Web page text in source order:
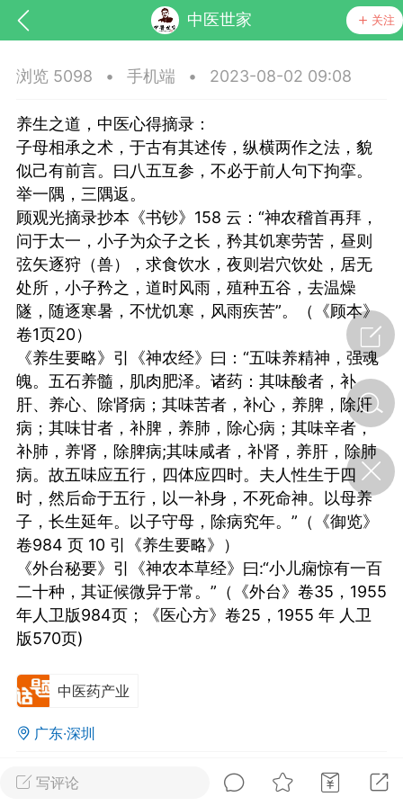
中医世家 关注
，华夏中医人：家门口的中医人！
节气气象
特急预警】关
节返乡期间“闪
急提示
0
问答
如何购买【理肺清瘟膏】
【养正护络膏】？
小海（HAi） 2
时精气
写评论
浏览 5098 • 手机端 • 2023-08-02 09:08
养生之道，中医心得摘录：
子母相承之术，于古有其述传，纵横两作之法，貌
似己有前言。曰八五互参，不必于前人句下拘挛。
举一隅，三隅返。
顾观光摘录抄本《书钞》158 云：“神农稽首再拜，
问于太一，小子为众子之长，矜其饥寒劳苦，昼则
弦矢逐狩（兽），求食饮水，夜则岩穴饮处，居无
处所，小子矜之，道时风雨，殖种五谷，去温燥
隧，随逐寒暑，不忧饥寒，风雨疾苦”。（《顾本》
卷1页20）
《养生要略》引《神农经》曰：“五味养精神，强魂
魄。五石养髓，肌肉肥泽。诸药：其味酸者，补
肝、养心、除肾病；其味苦者，补心，养脾，除肝
病；其味甘者，补脾，养肺，除心病；其味辛者，
补肺，养肾，除脾病;其味咸者，补肾，养肝，除肺
病。故五味应五行，四体应四时。夫人性生于四
时，然后命于五行，以一补身，不死命神。以母养
子，长生延年。以子守母，除病究年。”（《御览》
卷984 页 10 引《养生要略》）
《外台秘要》引《神农本草经》曰:“小儿痫惊有一百
二十种，其证候微异于常。”（《外台》卷35，1955
年人卫版984页；《医心方》卷25，1955 年 人卫
版570页)
中医药产业
广东·深圳
0